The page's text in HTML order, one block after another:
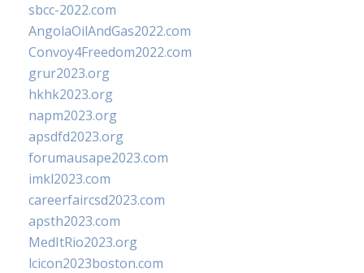
sbcc-2022.com
AngolaOilAndGas2022.com
Convoy4Freedom2022.com
grur2023.org
hkhk2023.org
napm2023.org
apsdfd2023.org
forumausape2023.com
imkl2023.com
careerfaircsd2023.com
apsth2023.com
MedItRio2023.org
lcicon2023boston.com